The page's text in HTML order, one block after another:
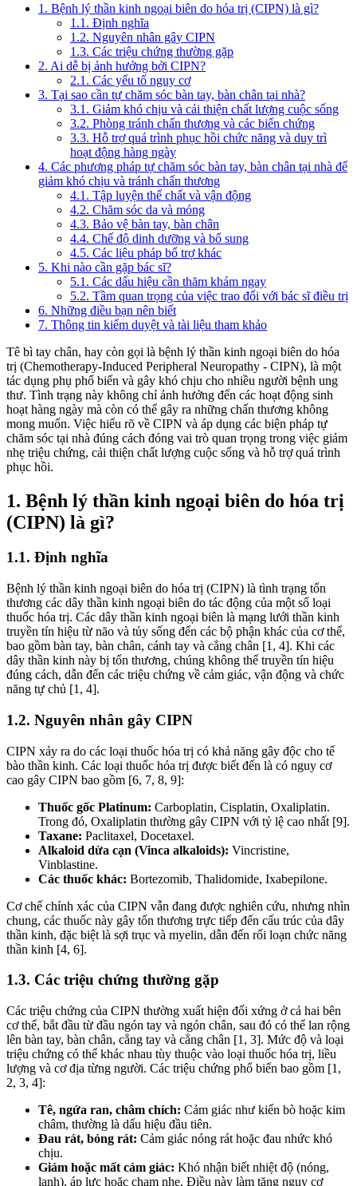
1. Bệnh lý thần kinh ngoại biên do hóa trị (CIPN) là gì?
1.1. Định nghĩa
1.2. Nguyên nhân gây CIPN
1.3. Các triệu chứng thường gặp
2. Ai dễ bị ảnh hưởng bởi CIPN?
2.1. Các yếu tố nguy cơ
3. Tại sao cần tự chăm sóc bàn tay, bàn chân tại nhà?
3.1. Giảm khó chịu và cải thiện chất lượng cuộc sống
3.2. Phòng tránh chấn thương và các biến chứng
3.3. Hỗ trợ quá trình phục hồi chức năng và duy trì
hoạt động hàng ngày
4. Các phương pháp tự chăm sóc bàn tay, bàn chân tại nhà để
giảm khó chịu và tránh chấn thương
4.1. Tập luyện thể chất và vận động
4.2. Chăm sóc da và móng
4.3. Bảo vệ bàn tay, bàn chân
4.4. Chế độ dinh dưỡng và bổ sung
4.5. Các liệu pháp bổ trợ khác
5. Khi nào cần gặp bác sĩ?
5.1. Các dấu hiệu cần thăm khám ngay
5.2. Tầm quan trọng của việc trao đổi với bác sĩ điều trị
6. Những điều bạn nên biết
7. Thông tin kiểm duyệt và tài liệu tham khảo
Tê bì tay chân, hay còn gọi là bệnh lý thần kinh ngoại biên do hóa
trị (Chemotherapy-Induced Peripheral Neuropathy - CIPN), là một
tác dụng phụ phổ biến và gây khó chịu cho nhiều người bệnh ung
thư. Tình trạng này không chỉ ảnh hưởng đến các hoạt động sinh
hoạt hàng ngày mà còn có thể gây ra những chấn thương không
mong muốn. Việc hiểu rõ về CIPN và áp dụng các biện pháp tự
chăm sóc tại nhà đúng cách đóng vai trò quan trọng trong việc giảm
nhẹ triệu chứng, cải thiện chất lượng cuộc sống và hỗ trợ quá trình
phục hồi.
1. Bệnh lý thần kinh ngoại biên do hóa trị
(CIPN) là gì?
1.1. Định nghĩa
Bệnh lý thần kinh ngoại biên do hóa trị (CIPN) là tình trạng tổn
thương các dây thần kinh ngoại biên do tác động của một số loại
thuốc hóa trị. Các dây thần kinh ngoại biên là mạng lưới thần kinh
truyền tín hiệu từ não và tủy sống đến các bộ phận khác của cơ thể,
bao gồm bàn tay, bàn chân, cánh tay và cẳng chân [1, 4]. Khi các
dây thần kinh này bị tổn thương, chúng không thể truyền tín hiệu
đúng cách, dẫn đến các triệu chứng về cảm giác, vận động và chức
năng tự chủ [1, 4].
1.2. Nguyên nhân gây CIPN
CIPN xảy ra do các loại thuốc hóa trị có khả năng gây độc cho tế
bào thần kinh. Các loại thuốc hóa trị được biết đến là có nguy cơ
cao gây CIPN bao gồm [6, 7, 8, 9]:
Thuốc gốc Platinum: Carboplatin, Cisplatin, Oxaliplatin.
Trong đó, Oxaliplatin thường gây CIPN với tỷ lệ cao nhất [9].
Taxane: Paclitaxel, Docetaxel.
Alkaloid dừa cạn (Vinca alkaloids): Vincristine,
Vinblastine.
Các thuốc khác: Bortezomib, Thalidomide, Ixabepilone.
Cơ chế chính xác của CIPN vẫn đang được nghiên cứu, nhưng nhìn
chung, các thuốc này gây tổn thương trực tiếp đến cấu trúc của dây
thần kinh, đặc biệt là sợi trục và myelin, dẫn đến rối loạn chức năng
thần kinh [4, 6].
1.3. Các triệu chứng thường gặp
Các triệu chứng của CIPN thường xuất hiện đối xứng ở cả hai bên
cơ thể, bắt đầu từ đầu ngón tay và ngón chân, sau đó có thể lan rộng
lên bàn tay, bàn chân, cẳng tay và cẳng chân [1, 3]. Mức độ và loại
triệu chứng có thể khác nhau tùy thuộc vào loại thuốc hóa trị, liều
lượng và cơ địa từng người. Các triệu chứng phổ biến bao gồm [1,
2, 3, 4]:
Tê, ngứa ran, châm chích: Cảm giác như kiến bò hoặc kim
châm, thường là dấu hiệu đầu tiên.
Đau rát, bỏng rát: Cảm giác nóng rát hoặc đau nhức khó
chịu.
Giảm hoặc mất cảm giác: Khó nhận biết nhiệt độ (nóng,
lạnh), áp lực hoặc chạm nhẹ. Điều này làm tăng nguy cơ